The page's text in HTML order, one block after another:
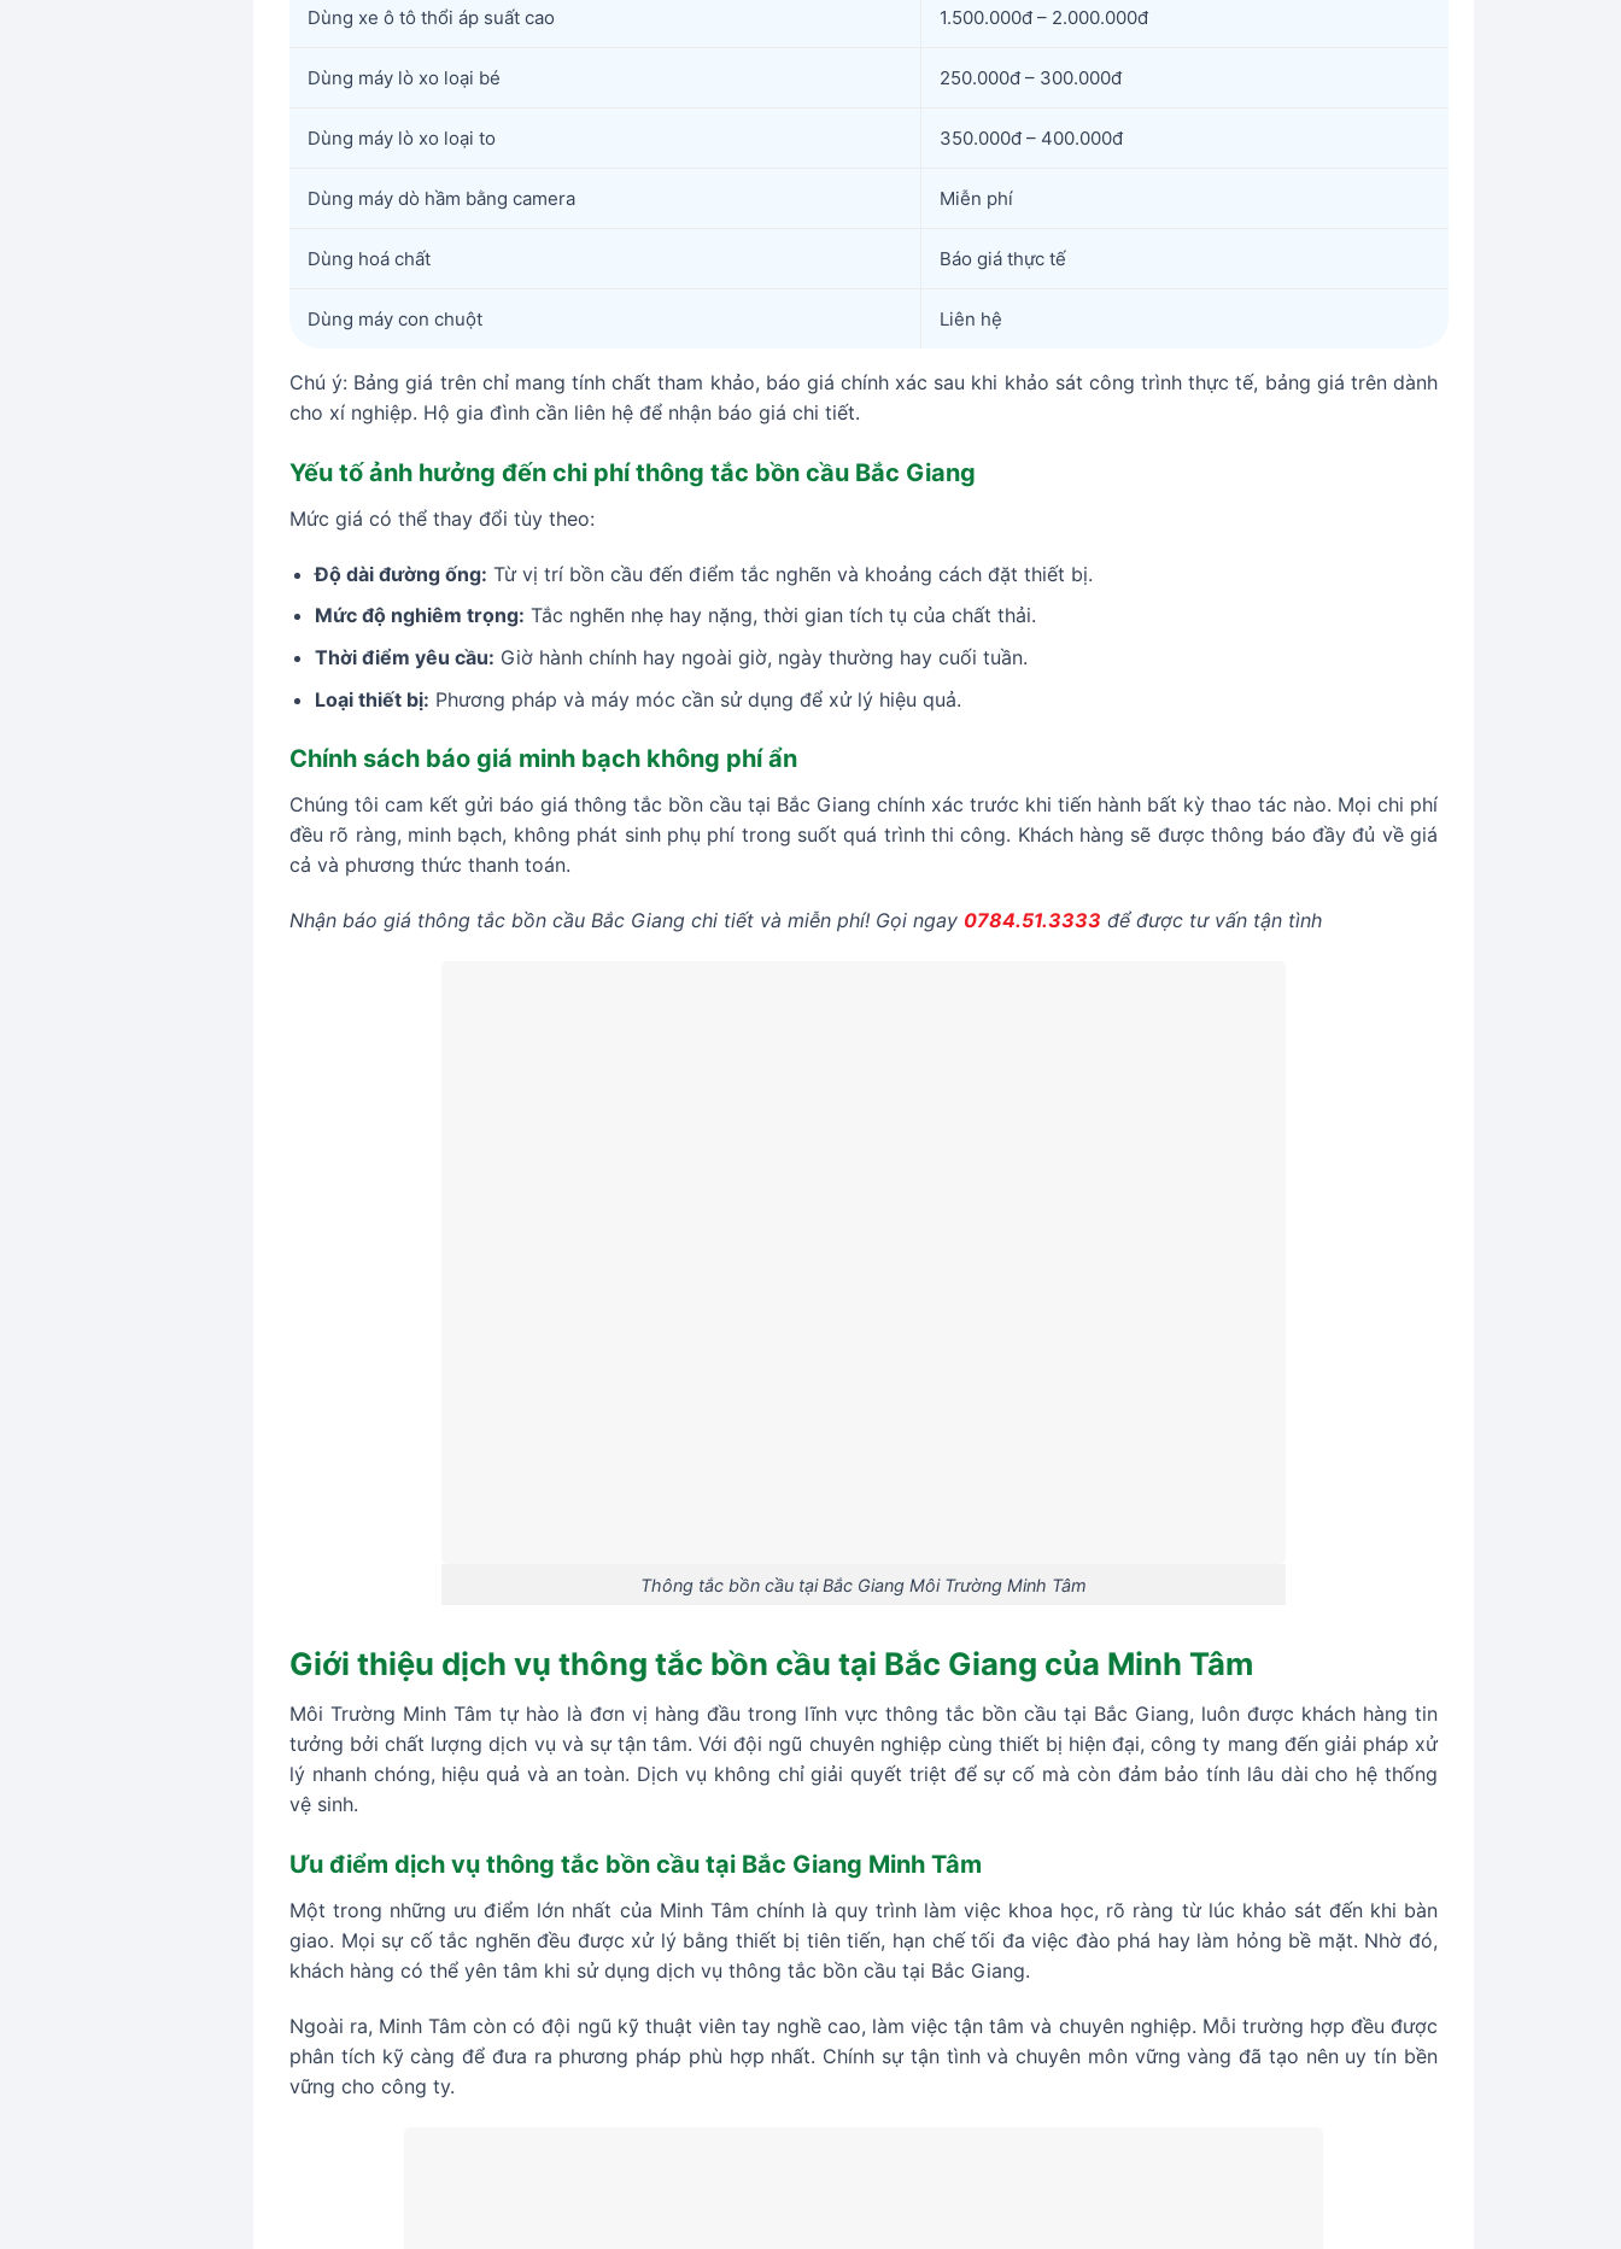
Dùng xe ô tô thổi áp suất cao 1.500.000đ – 2.000.000đ
Dùng máy lò xo loại bé 250.000đ – 300.000đ
Dùng máy lò xo loại to 350.000đ – 400.000đ
Dùng máy dò hầm bằng camera Miễn phí
Dùng hoá chất Báo giá thực tế
Dùng máy con chuột Liên hệ
Chú ý: Bảng giá trên chỉ mang tính chất tham khảo, báo giá chính xác sau khi khảo sát công trình thực tế, bảng giá trên dành
cho xí nghiệp. Hộ gia đình cần liên hệ để nhận báo giá chi tiết.
Yếu tố ảnh hưởng đến chi phí thông tắc bồn cầu Bắc Giang
Mức giá có thể thay đổi tùy theo:
Độ dài đường ống: Từ vị trí bồn cầu đến điểm tắc nghẽn và khoảng cách đặt thiết bị.
Mức độ nghiêm trọng: Tắc nghẽn nhẹ hay nặng, thời gian tích tụ của chất thải.
Thời điểm yêu cầu: Giờ hành chính hay ngoài giờ, ngày thường hay cuối tuần.
Loại thiết bị: Phương pháp và máy móc cần sử dụng để xử lý hiệu quả.
Chính sách báo giá minh bạch không phí ẩn
Chúng tôi cam kết gửi báo giá thông tắc bồn cầu tại Bắc Giang chính xác trước khi tiến hành bất kỳ thao tác nào. Mọi chi phí
đều rõ ràng, minh bạch, không phát sinh phụ phí trong suốt quá trình thi công. Khách hàng sẽ được thông báo đầy đủ về giá
cả và phương thức thanh toán.
Nhận báo giá thông tắc bồn cầu Bắc Giang chi tiết và miễn phí! Gọi ngay 0784.51.3333 để được tư vấn tận tình
Thông tắc bồn cầu tại Bắc Giang Môi Trường Minh Tâm
Giới thiệu dịch vụ thông tắc bồn cầu tại Bắc Giang của Minh Tâm
Môi Trường Minh Tâm tự hào là đơn vị hàng đầu trong lĩnh vực thông tắc bồn cầu tại Bắc Giang, luôn được khách hàng tin
tưởng bởi chất lượng dịch vụ và sự tận tâm. Với đội ngũ chuyên nghiệp cùng thiết bị hiện đại, công ty mang đến giải pháp xử
lý nhanh chóng, hiệu quả và an toàn. Dịch vụ không chỉ giải quyết triệt để sự cố mà còn đảm bảo tính lâu dài cho hệ thống
vệ sinh.
Ưu điểm dịch vụ thông tắc bồn cầu tại Bắc Giang Minh Tâm
Một trong những ưu điểm lớn nhất của Minh Tâm chính là quy trình làm việc khoa học, rõ ràng từ lúc khảo sát đến khi bàn
giao. Mọi sự cố tắc nghẽn đều được xử lý bằng thiết bị tiên tiến, hạn chế tối đa việc đào phá hay làm hỏng bề mặt. Nhờ đó,
khách hàng có thể yên tâm khi sử dụng dịch vụ thông tắc bồn cầu tại Bắc Giang.
Ngoài ra, Minh Tâm còn có đội ngũ kỹ thuật viên tay nghề cao, làm việc tận tâm và chuyên nghiệp. Mỗi trường hợp đều được
phân tích kỹ càng để đưa ra phương pháp phù hợp nhất. Chính sự tận tình và chuyên môn vững vàng đã tạo nên uy tín bền
vững cho công ty.